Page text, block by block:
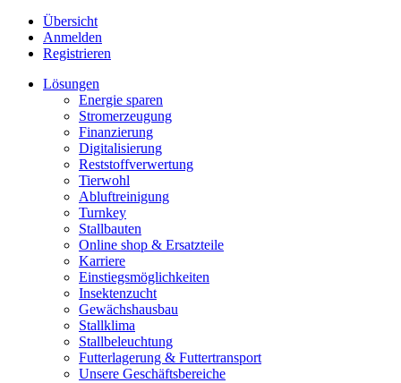
Übersicht
Anmelden
Registrieren
Lösungen
Energie sparen
Stromerzeugung
Finanzierung
Digitalisierung
Reststoffverwertung
Tierwohl
Abluftreinigung
Turnkey
Stallbauten
Online shop & Ersatzteile
Karriere
Einstiegsmöglichkeiten
Insektenzucht
Gewächshausbau
Stallklima
Stallbeleuchtung
Futterlagerung & Futtertransport
Unsere Geschäftsbereiche